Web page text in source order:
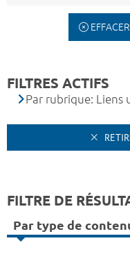
EFFACER
FILTRES ACTIFS
Par rubrique: Liens
FILTRE DE
Par type de